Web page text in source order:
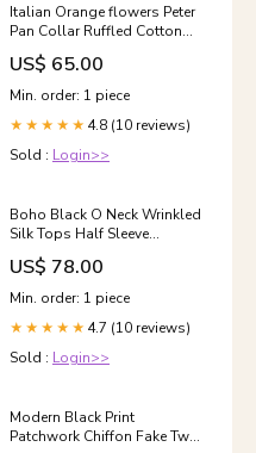
Italian Orange flowers Peter
Pan Collar Ruffled Cotton
Shirt Tops Early Spring
Black Patchwork Side Open
Linen Top Long Sleeve
US$ 65.00
Min. order: 1 piece
★★★★★ 4.8 (10 reviews)
Sold : Login>>
Boho Black O Neck Wrinkled
Silk Tops Half Sleeve
Size:L(Fit for EU 42-44, US
10-12, UK/AU 14-16, IT 46-
48 )
US$ 78.00
Min. order: 1 piece
★★★★★ 4.7 (10 reviews)
Sold : Login>>
Modern Black Print
Patchwork Chiffon Fake Two